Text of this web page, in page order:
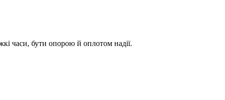
часи, бути опорою й оплотом надії.